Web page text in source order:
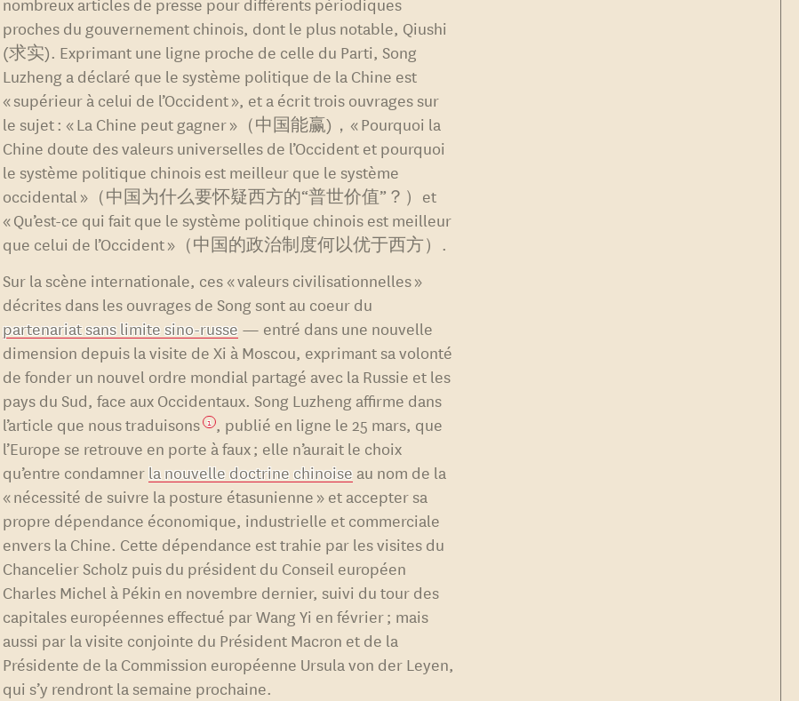
proches du gouvernement chinois, dont le plus notable, Qiushi
(求实). Exprimant une ligne proche de celle du Parti, Song
Luzheng a déclaré que le système politique de la Chine est
« supérieur à celui de l’Occident », et a écrit trois ouvrages sur
le sujet : « La Chine peut gagner »（中国能赢)，« Pourquoi la
Chine doute des valeurs universelles de l’Occident et pourquoi
le système politique chinois est meilleur que le système
occidental »（中国为什么要怀疑西方的“普世价值”？）et
« Qu’est-ce qui fait que le système politique chinois est meilleur
que celui de l’Occident »（中国的政治制度何以优于西方）.
Sur la scène internationale, ces « valeurs civilisationnelles »
décrites dans les ouvrages de Song sont au coeur du
partenariat sans limite sino-russe— entré dans une nouvelle
dimension depuis la visite de Xi à Moscou, exprimant sa volonté
de fonder un nouvel ordre mondial partagé avec la Russie et les
pays du Sud, face aux Occidentaux. Song Luzheng affirme dans
l’article que nous traduisons 1 , publié en ligne le 25 mars, que
l’Europe se retrouve en porte à faux ; elle n’aurait le choix
qu’entre condamnerla nouvelle doctrine chinoiseau nom de la
« nécessité de suivre la posture étasunienne » et accepter sa
propre dépendance économique, industrielle et commerciale
envers la Chine. Cette dépendance est trahie par les visites du
Chancelier Scholz puis du président du Conseil européen
Charles Michel à Pékin en novembre dernier, suivi du tour des
capitales européennes effectué par Wang Yi en février ; mais
aussi par la visite conjointe du Président Macron et de la
Présidente de la Commission européenne Ursula von der Leyen,
qui s’y rendront la semaine prochaine.